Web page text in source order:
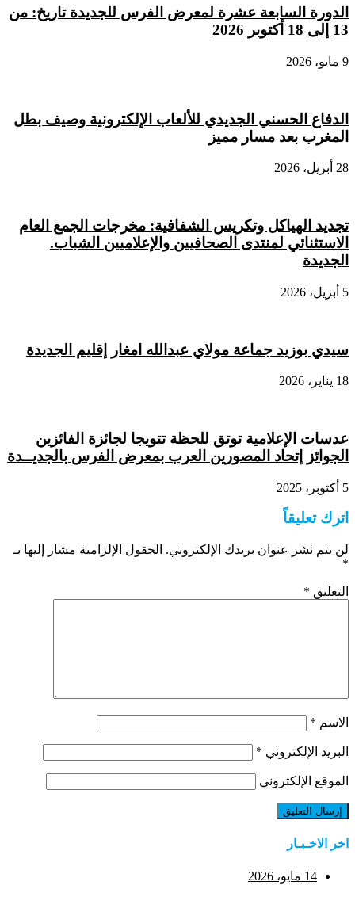
الدورة السابعة عشرة لمعرض الفرس للجديدة تاريخ: من
13 إلى 18 أكتوبر 2026
9 مايو، 2026
الدفاع الحسني الجديدي للألعاب الإلكترونية وصيف بطل
المغرب بعد مسار مميز
28 أبريل، 2026
تجديد الهياكل وتكريس الشفافية: مخرجات الجمع العام
الاستثنائي لمنتدى الصحافيين والإعلاميين الشباب.
الجديدة
5 أبريل، 2026
سيدي بوزيد جماعة مولاي عبدالله امغار إقليم الجديدة
18 يناير، 2026
عدسات الإعلامية توتق للحظة تتويجا لجائزة الفائزين
الجوائز إتحاد المصورين العرب بمعرض الفرس بالجديــدة
5 أكتوبر، 2025
اترك تعليقاً
لن يتم نشر عنوان بريدك الإلكتروني. الحقول الإلزامية مشار إليها بـ
*
التعليق *
الاسم *
البريد الإلكتروني *
الموقع الإلكتروني
اخر الاخـبـار
14 مايو، 2026